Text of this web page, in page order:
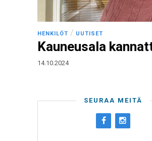
HENKILÖT / UUTISET
Kauneusala
14.10.2024
SEURAA MEITÄ